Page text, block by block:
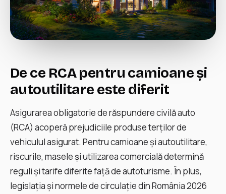
De ce RCA pentru camioane și
autoutilitare este diferit
Asigurarea obligatorie de răspundere civilă auto
(RCA) acoperă prejudiciile produse terților de
vehiculul asigurat. Pentru camioane și autoutilitare,
riscurile, masele și utilizarea comercială determină
reguli și tarife diferite față de autoturisme. În plus,
legislația și normele de circulație din România 2026